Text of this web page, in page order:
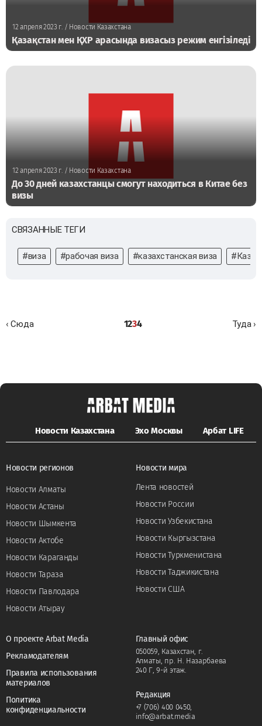
12 апреля 2023 г. / Новости Казахстана
Қазақстан мен ҚХР арасында визасыз режим енгізіледі
12 апреля 2023 г./ Новости Казахстана
До 30 дней казахстанцы смогут находиться в Китае без
визы
СВЯЗАННЫЕ ТЕГИ
#виза #рабочая виза #казахстанская виза
‹ Сюда 1234 Туда ›
Новости Казахстана Эхо Москвы Арбат LIFE
Новости регионов
Новости Алматы
Новости Астаны
Новости Шымкента
Новости Актобе
Новости Караганды
Новости Тараза
Новости Павлодара
Новости Атырау
Новости мира
Лента новостей
Новости России
Новости Узбекистана
Новости Кыргызстана
Новости Туркменистана
Новости Таджикистана
Новости США
О проекте Arbat Media
Рекламодателям
Правила использования
материалов
Политика
конфиденциальности
Главный офис
050059, Казахстан, г.
Алматы, пр. Н. Назарбаева
240 Г, 9-й этаж.
Редакция
+7 (706) 400 0450,
info@arbat.media